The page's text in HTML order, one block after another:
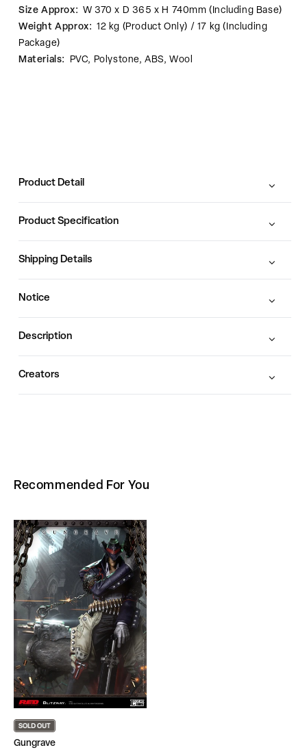
Size Approx: W 370 x D 365 x H 740mm (Including Base)
Weight Approx: 12 kg (Product Only) / 17 kg (Including
Package)
Materials:
PVC, Polystone, ABS, Wool
Product Detail
Product Specification
Shipping Details
Notice
Description
Creators
Recommended For You
Gungrave